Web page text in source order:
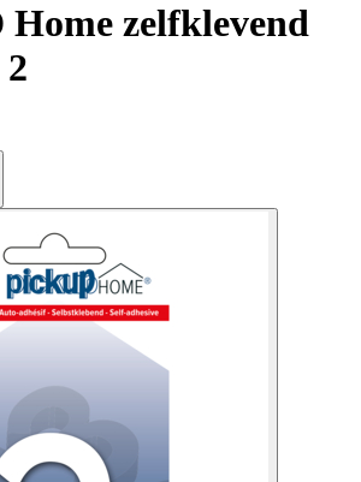
Home zelfklevend